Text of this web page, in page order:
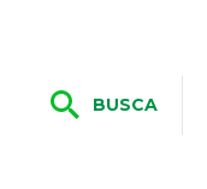
BUSCA